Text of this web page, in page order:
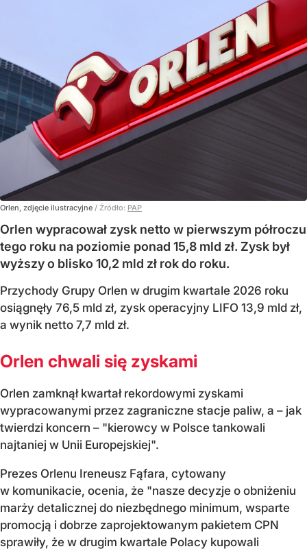
Orlen, zdjęcie ilustracyjne / Źródło: PAP
Orlen wypracował zysk netto w pierwszym półroczu
tego roku na poziomie ponad 15,8 mld zł. Zysk był
wyższy o blisko 10,2 mld zł rok do roku.
Przychody Grupy Orlen w drugim kwartale 2026 roku
osiągnęły 76,5 mld zł, zysk operacyjny LIFO 13,9 mld zł,
a wynik netto 7,7 mld zł.
Orlen chwali się zyskami
Orlen zamknął kwartał rekordowymi zyskami
wypracowanymi przez zagraniczne stacje paliw, a – jak
twierdzi koncern – "kierowcy w Polsce tankowali
najtaniej w Unii Europejskiej".
Prezes Orlenu Ireneusz Fąfara, cytowany
w komunikacie, ocenia, że "nasze decyzje o obniżeniu
marży detalicznej do niezbędnego minimum, wsparte
promocją i dobrze zaprojektowanym pakietem CPN
sprawiły, że w drugim kwartale Polacy kupowali